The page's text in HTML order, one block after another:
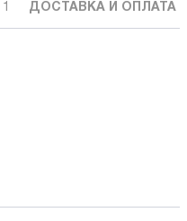
1 ДОСТАВКА И ОПЛАТА